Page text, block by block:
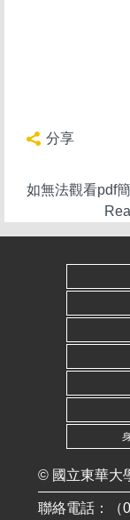
分享
如無法觀看pdf
© 國立東華大
聯絡電話：（